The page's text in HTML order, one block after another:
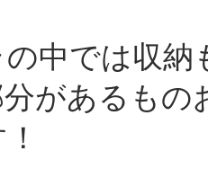
中では収納
があるも